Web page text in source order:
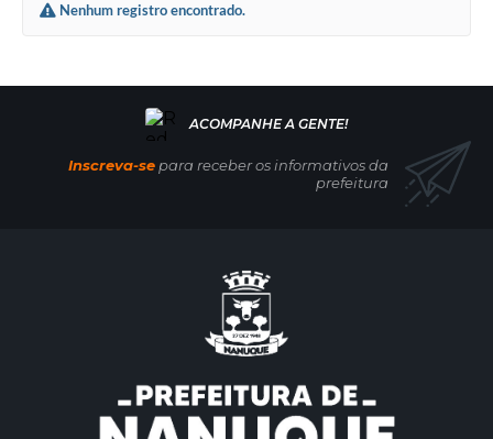
Nenhum registro encontrado.
Inscreva-se para receber os informativos da
prefeitura